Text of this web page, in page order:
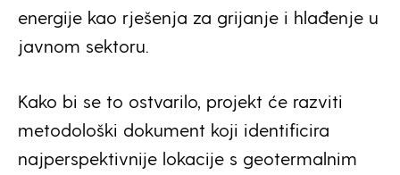
energije kao rješenja za grijanje i hlađenje u
javnom sektoru.
Kako bi se to ostvarilo, projekt će razviti
metodološki dokument koji identificira
najperspektivnije lokacije s geotermalnim